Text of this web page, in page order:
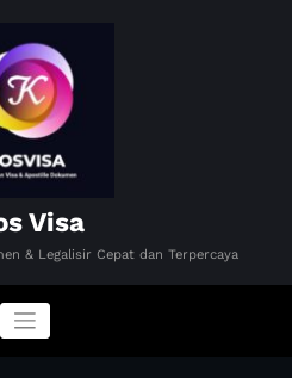
Visa
& Legalisir Cepat dan Terpercaya